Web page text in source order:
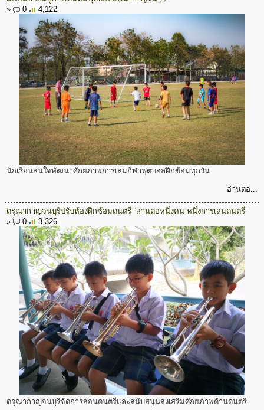
»
0 4,122
นักเรียนสนใจพัฒนาศักยภาพการเล่นกีฬาฟุตบอลฝึกซ้อมทุกวัน
อ่านต่อ...
ดรุณากาญจนบุรีปรับห้องฝึกซ้อมดนตรี “สานต่อหนึ่งคน หนึ่งการเล่นดนตรี”
»
0 3,326
ดรุณากาญจนบุรีจัดการสอนดนตรีและสนับสนุนส่งเสริมศักยภาพด้านดนตรี